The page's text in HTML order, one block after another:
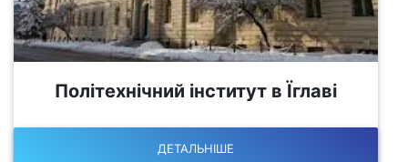
Політехнічний інститут в Їглаві
ДЕТАЛЬНІШЕ